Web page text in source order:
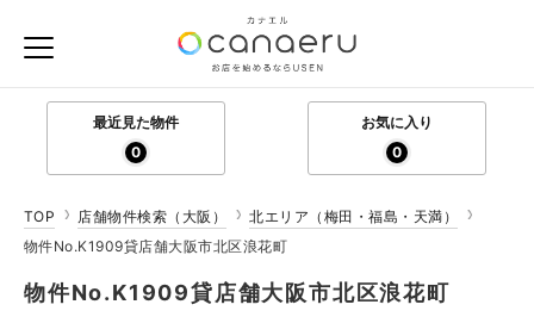
最近見た物件
0
お気に入り
0
TOP 店舗物件検索（大阪）
北エリア（梅田・福島・天満）
物件No.K1909貸店舗大阪市北区浪花町
物件No.K1909貸店舗大阪市北区浪花町